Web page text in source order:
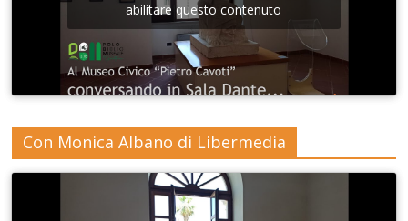
abilitare questo contenuto
Con Monica Albano di Libermedia